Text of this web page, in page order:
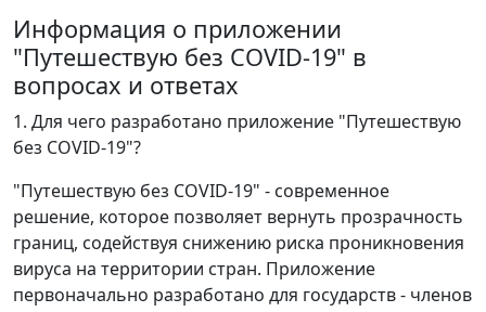
Информация о приложении
"Путешествую без COVID-19" в
вопросах и ответах
1. Для чего разработано приложение "Путешествую
без COVID-19"?
"Путешествую без COVID-19" - современное
решение, которое позволяет вернуть прозрачность
границ, содействуя снижению риска проникновения
вируса на территории стран. Приложение
первоначально разработано для государств - членов